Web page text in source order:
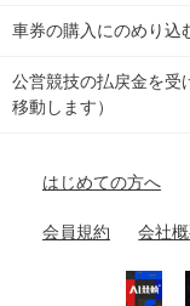
チャリロトプラザ
関
東
小田原競輪場
名古屋競輪場
富山競輪場
福井競輪場
Perfecta Navi
netkeirin
車券の購入にのめり込
公営競技の払戻金を受
移動します）
はじめての方へ
会員規約 会社